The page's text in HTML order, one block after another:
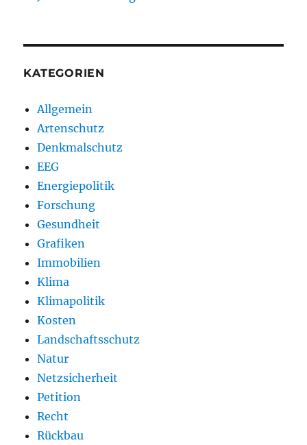
KATEGORIEN
Allgemein
Artenschutz
Denkmalschutz
EEG
Energiepolitik
Forschung
Gesundheit
Grafiken
Immobilien
Klima
Klimapolitik
Kosten
Landschaftsschutz
Natur
Netzsicherheit
Petition
Recht
Rückbau